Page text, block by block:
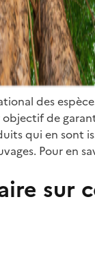
des
de
qui en sont
Pour en
sur